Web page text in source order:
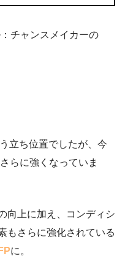
チャンスメイカーの
立ち位置でしたが、今
らに強くなっていま
向上に加え、コンディシ
もさらに強化されている
に。